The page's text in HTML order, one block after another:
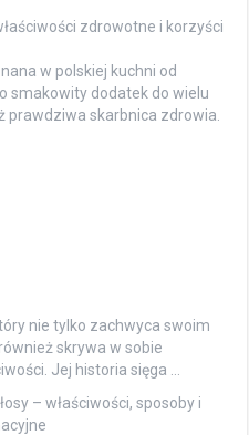
zdrowotne i korzyści
w polskiej kuchni od
smakowity dodatek do wielu
prawdziwa skarbnica zdrowia.
nie tylko zachwyca swoim
skrywa w sobie
Jej historia sięga …
– właściwości, sposoby i